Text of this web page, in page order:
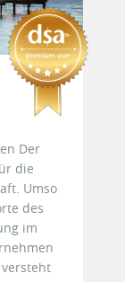
Der
die
Umso
des
im